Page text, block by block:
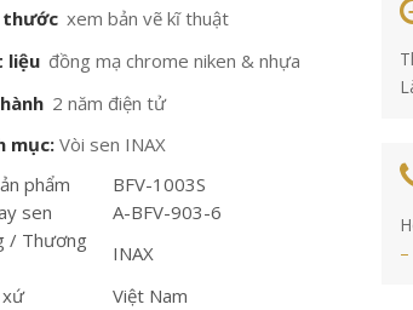
thước xem bản vẽ kĩ thuật
liệu đồng mạ chrome niken & nhựa
2 năm điện tử
mục: Vòi sen INAX
phẩm
BFV-1003S
sen
A-BFV-903-6
/ Thương
INAX
xứ
Việt Nam
–